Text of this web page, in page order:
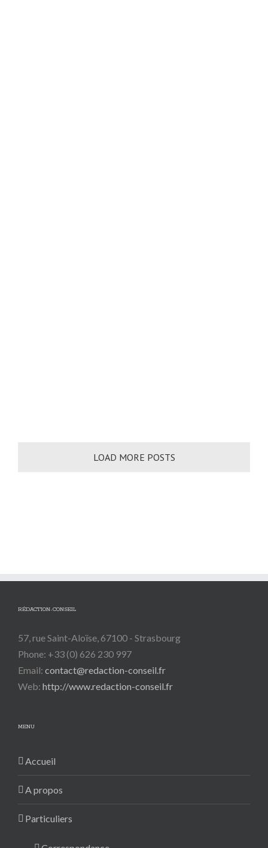
LOAD MORE POSTS
RÉDACTION-CONSEIL
57, rue Saint-Aloïse, 67100 - Strasbourg
Phone: +33 (0) 626 230 997
Email: contact@redaction-conseil.fr
Web: http://www.redaction-conseil.fr
MENU
Accueil
A propos
Particuliers